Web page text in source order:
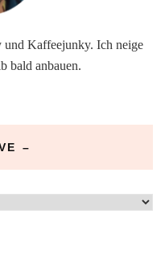
und Kaffeejunky. Ich neige
bald anbauen.
–